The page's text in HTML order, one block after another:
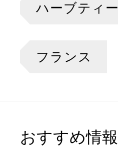
ハーブティー
フランス
おすすめ情報